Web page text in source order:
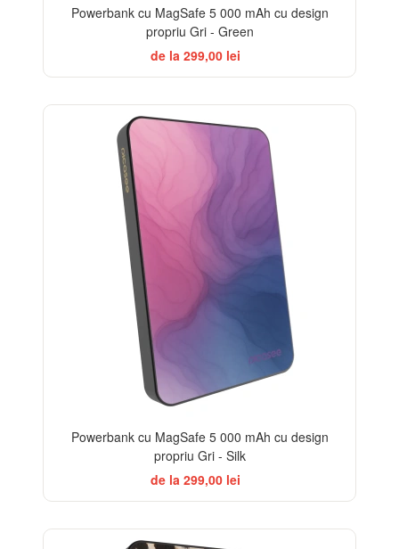
Powerbank cu MagSafe 5 000 mAh cu design
propriu Gri - Green
de la 299,00 lei
Powerbank cu MagSafe 5 000 mAh cu design
propriu Gri - Silk
de la 299,00 lei